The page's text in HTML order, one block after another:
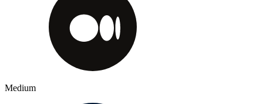
Medium